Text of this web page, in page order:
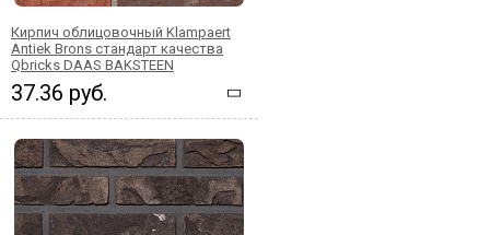
Кирпич облицовочный Klampaert
Antiek Brons стандарт качества
Qbricks DAAS BAKSTEEN
37.36 руб.